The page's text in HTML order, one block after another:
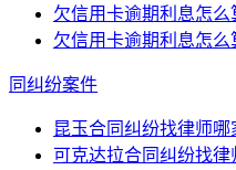
欠信用卡逾期利息怎么
欠信用卡逾期利息怎么
同纠纷案件
昆玉合同纠纷找律师
可克达拉合同纠纷找